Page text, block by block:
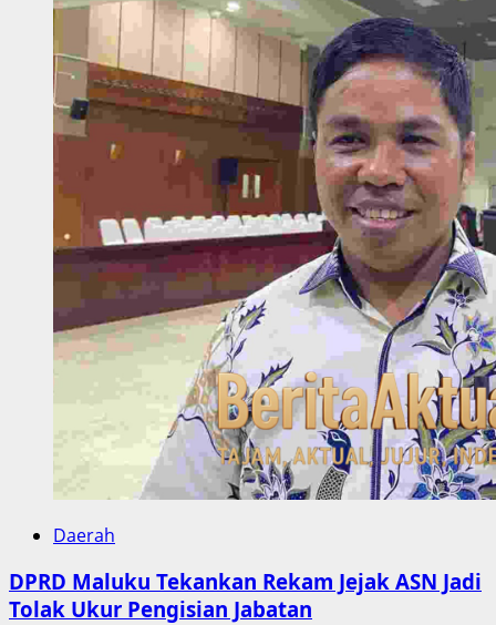
Daerah
DPRD Maluku Tekankan Rekam Jejak ASN Jadi
Tolak Ukur Pengisian Jabatan